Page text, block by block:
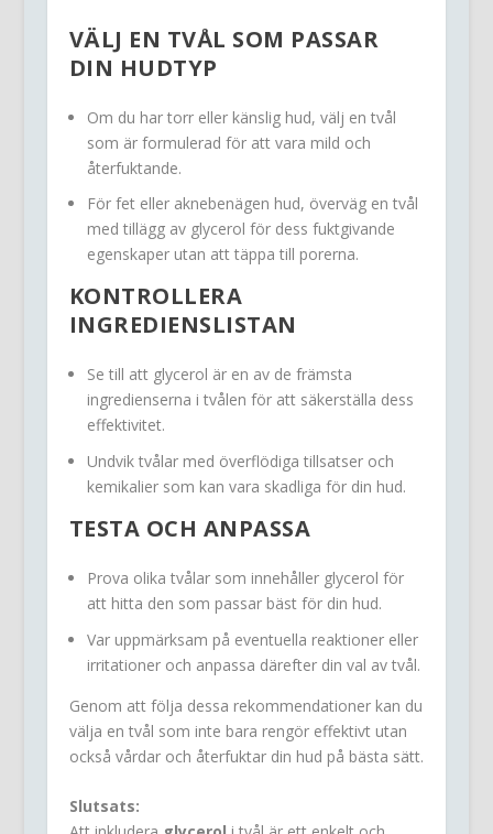
VÄLJ EN TVÅL SOM PASSAR
DIN HUDTYP
Om du har torr eller känslig hud, välj en tvål
som är formulerad för att vara mild och
återfuktande.
För fet eller aknebenägen hud, överväg en tvål
med tillägg av glycerol för dess fuktgivande
egenskaper utan att täppa till porerna.
KONTROLLERA
INGREDIENSLISTAN
Se till att glycerol är en av de främsta
ingredienserna i tvålen för att säkerställa dess
effektivitet.
Undvik tvålar med överflödiga tillsatser och
kemikalier som kan vara skadliga för din hud.
TESTA OCH ANPASSA
Prova olika tvålar som innehåller glycerol för
att hitta den som passar bäst för din hud.
Var uppmärksam på eventuella reaktioner eller
irritationer och anpassa därefter din val av tvål.
Genom att följa dessa rekommendationer kan du
välja en tvål som inte bara rengör effektivt utan
också vårdar och återfuktar din hud på bästa sätt.
Slutsats: